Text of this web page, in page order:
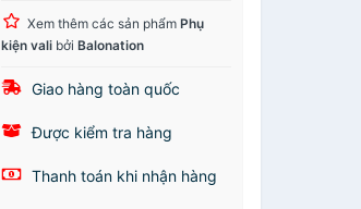
Xem thêm các sản phẩmPhụ
kiện vali bởiBalonation
Giao hàng toàn quốc
Được kiểm tra hàng
Thanh toán khi nhận hàng